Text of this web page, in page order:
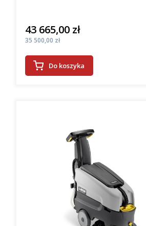
Cena
43 665,00 zł
Cena
35 500,00 zł
Do koszyka